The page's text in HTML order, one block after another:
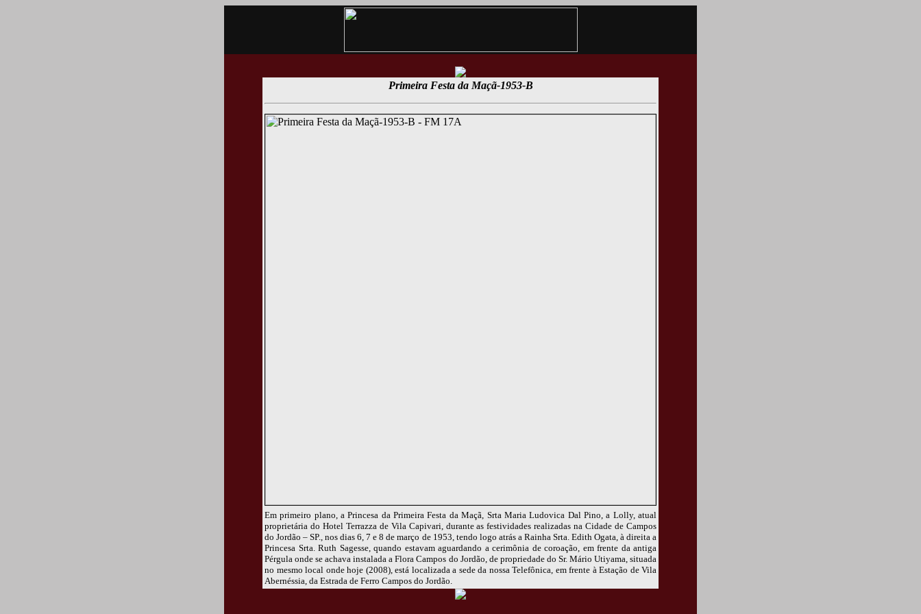
Primeira Festa da Maçã-1953-B
Em primeiro plano, a Princesa da Primeira Festa da Maçã, Srta Maria Ludovica Dal Pino, a Lolly, atual
proprietária do Hotel Terrazza de Vila Capivari, durante as festividades realizadas na Cidade de Campos
do Jordão – SP., nos dias 6, 7 e 8 de março de 1953, tendo logo atrás a Rainha Srta. Edith Ogata, à direita a
Princesa Srta. Ruth Sagesse, quando estavam aguardando a cerimônia de coroação, em frente da antiga
Pérgula onde se achava instalada a Flora Campos do Jordão, de propriedade do Sr. Mário Utiyama, situada
no mesmo local onde hoje (2008), está localizada a sede da nossa Telefônica, em frente à Estação de Vila
Abernéssia, da Estrada de Ferro Campos do Jordão.